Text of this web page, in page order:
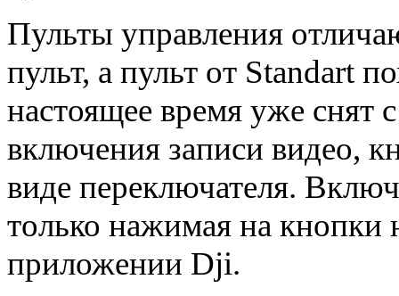
Пульты управления
пульт, а пульт от Standart
настоящее время уже снят
включения записи видео,
виде переключателя.
только нажимая на кнопки
приложении Dji.